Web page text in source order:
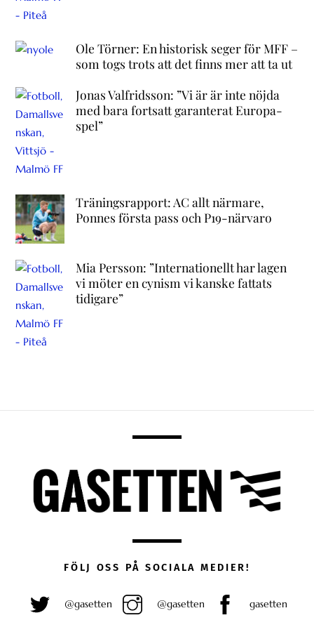
Ole Törner: En historisk seger för MFF –
som togs trots att det finns mer att ta ut
Jonas Valfridsson: ”Vi är är inte nöjda
med bara fortsatt garanterat Europa-
spel”
Träningsrapport: AC allt närmare,
Ponnes första pass och P19-närvaro
Mia Persson: ”Internationellt har lagen
vi möter en cynism vi kanske fattats
tidigare”
FÖLJ OSS PÅ SOCIALA MEDIER!
@gasetten @gasetten gasetten